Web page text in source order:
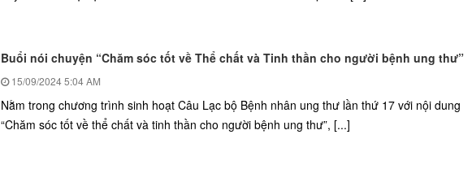
Buổi nói chuyện “Chăm sóc tốt về Thể chất và Tinh thần cho người bệnh ung thư”
15/09/20245:04 AM
Nằm trong chương trình sinh hoạt Câu Lạc bộ Bệnh nhân ung thư lần thứ 17 với nội dung
“Chăm sóc tốt về thể chất và tinh thần cho người bệnh ung thư”, [...]